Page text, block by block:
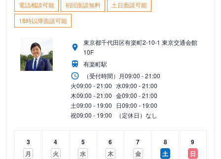
電話相談可能 初回面談無料
土日面談可能
18時以降面談可能
東京都千代田区有楽町2-10-1 東京交通会館
10F
有楽町駅
（受付時間） 月09:00 - 21:00
火09:00 - 21:00 水09:00 - 21:00
木09:00 - 21:00 金09:00 - 21:00
土09:00 - 19:00 日09:00 - 19:00
祝09:00 - 19:00 （定休日）なし
3
月
4
火
5
水
6
木
7
金
8
土
9
日